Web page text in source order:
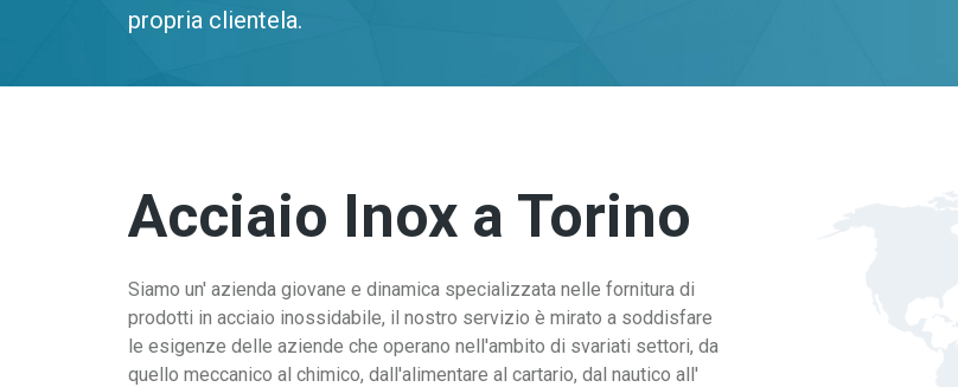
propria clientela.
Acciaio Inox a Torino
Siamo un' azienda giovane e dinamica specializzata nelle fornitura di
prodotti in acciaio inossidabile, il nostro servizio è mirato a soddisfare
le esigenze delle aziende che operano nell'ambito di svariati settori, da
quello meccanico al chimico, dall'alimentare al cartario, dal nautico all'